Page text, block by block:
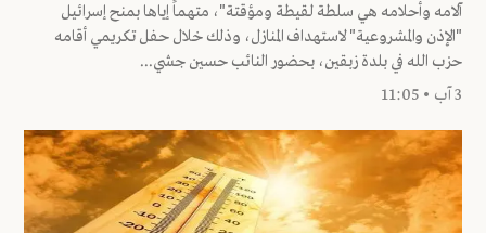
آلامه وأحلامه هي سلطة لقيطة ومؤقتة"، متهماً إياها بمنح إسرائيل
"الإذن والمشروعية" لاستهداف المنازل، وذلك خلال حفل تكريمي أقامه
حزب الله في بلدة زبقين، بحضور النائب حسين جشي...
3 آب • 11:05